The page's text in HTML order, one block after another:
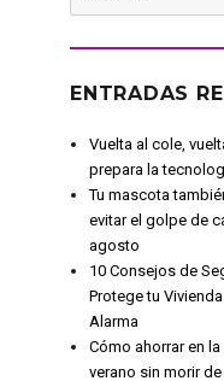
por:
ENTRADAS
Vuelta al cole,
prepara la
Tu mascota
evitar el golpe de
agosto
10 Consejos de
Protege tu
Alarma
Cómo ahorrar en
verano sin morir